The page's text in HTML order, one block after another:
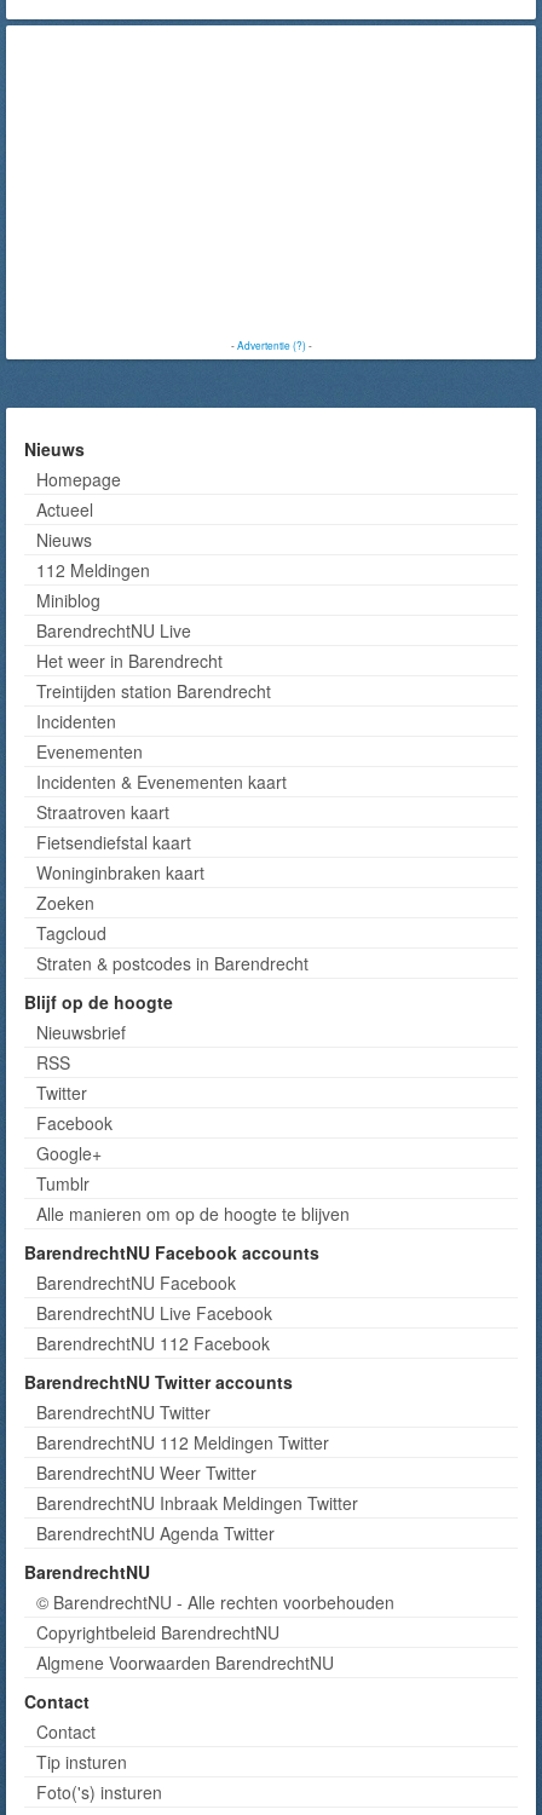
-Advertentie (?)-
Nieuws
Homepage
Actueel
Nieuws
112 Meldingen
Miniblog
BarendrechtNU Live
Het weer in Barendrecht
Treintijden station Barendrecht
Incidenten
Evenementen
Incidenten & Evenementen kaart
Straatroven kaart
Fietsendiefstal kaart
Woninginbraken kaart
Zoeken
Tagcloud
Straten & postcodes in Barendrecht
Blijf op de hoogte
Nieuwsbrief
RSS
Twitter
Facebook
Google+
Tumblr
Alle manieren om op de hoogte te blijven
BarendrechtNU Facebook accounts
BarendrechtNU Facebook
BarendrechtNU Live Facebook
BarendrechtNU 112 Facebook
BarendrechtNU Twitter accounts
BarendrechtNU Twitter
BarendrechtNU 112 Meldingen Twitter
BarendrechtNU Weer Twitter
BarendrechtNU Inbraak Meldingen Twitter
BarendrechtNU Agenda Twitter
BarendrechtNU
© BarendrechtNU - Alle rechten voorbehouden
Copyrightbeleid BarendrechtNU
Algmene Voorwaarden BarendrechtNU
Contact
Contact
Tip insturen
Foto('s) insturen